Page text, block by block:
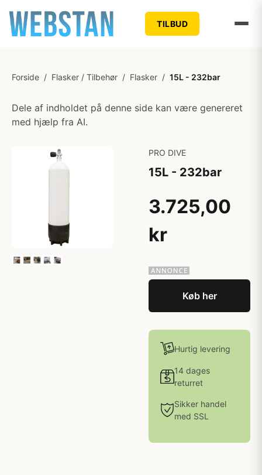
TILBUD
Forside / Flasker / Tilbehør / Flasker / 15L - 232bar
Dele af indholdet på denne side kan være genereret
med hjælp fra AI.
PRO DIVE
15L - 232bar
3.725,00
kr
Køb her
Hurtig levering
14 dages
returret
Sikker handel
med SSL